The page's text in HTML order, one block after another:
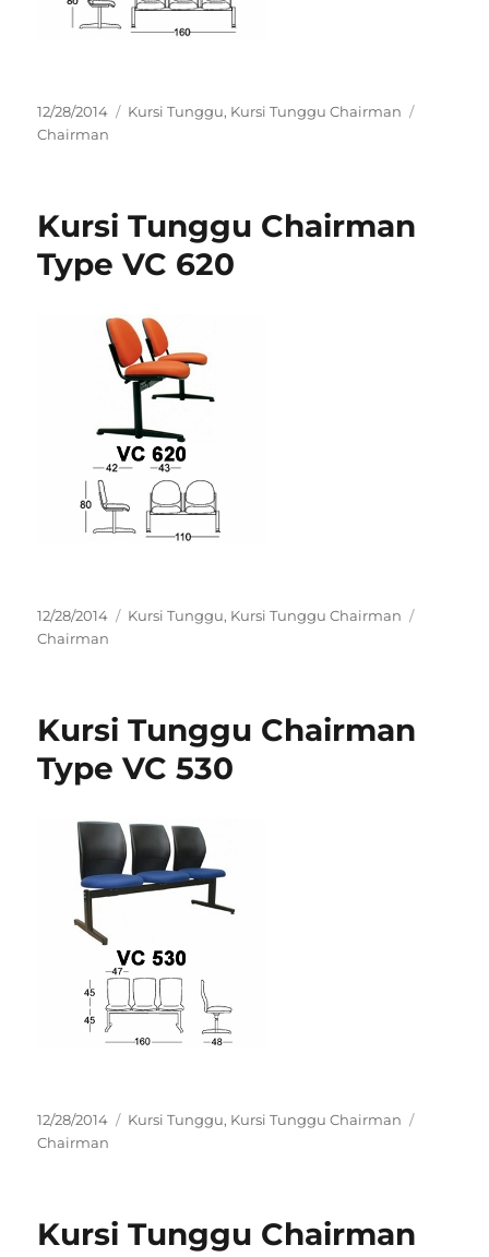
Posted
on
12/28/2014 Categories
Kursi Tunggu, Kursi Tunggu Chairman
Chairman
Kursi Tunggu Chairman
Type VC 620
Posted
on
12/28/2014 Categories
Kursi Tunggu, Kursi Tunggu Chairman
Chairman
Kursi Tunggu Chairman
Type VC 530
Posted
on
12/28/2014 Categories
Kursi Tunggu, Kursi Tunggu Chairman
Chairman
Kursi Tunggu Chairman